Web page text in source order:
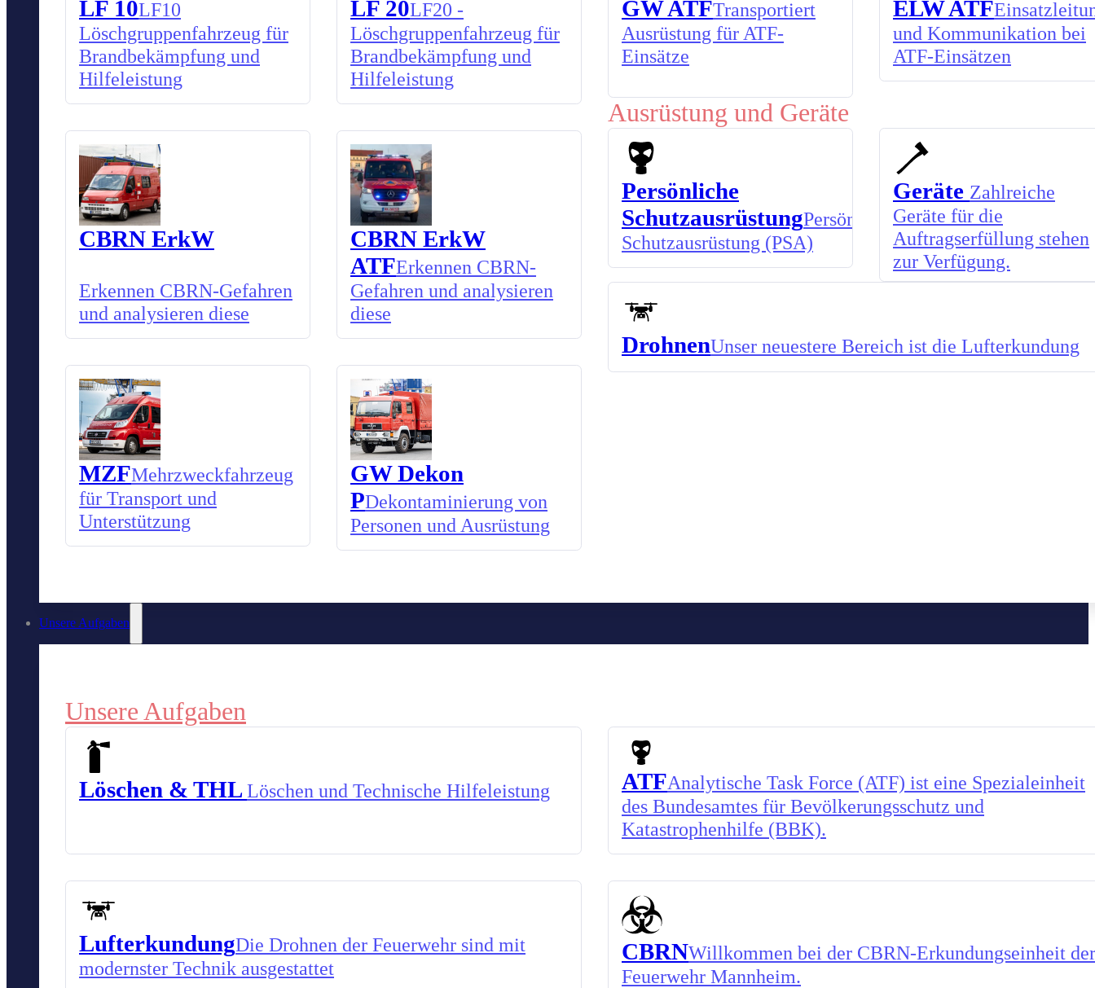
LF 10LF10
Löschgruppenfahrzeug für
Brandbekämpfung und
Hilfeleistung
LF 20LF20 -
Löschgruppenfahrzeug für
Brandbekämpfung und
Hilfeleistung
CBRN ErkW
Erkennen CBRN-Gefahren
und analysieren diese
CBRN ErkW
ATFErkennen CBRN-
Gefahren und analysieren
diese
MZFMehrzweckfahrzeug
für Transport und
Unterstützung
GW Dekon
PDekontaminierung von
Personen und Ausrüstung
GW ATFTransportiert
Ausrüstung für ATF-
Einsätze
ELW ATF
und Kommunikation bei
ATF-Einsätzen
Ausrüstung und Geräte
Persönliche
SchutzausrüstungPersönliche
Schutzausrüstung (PSA)
Geräte Zahlreiche
Geräte für die
Auftragserfüllung stehen
zur Verfügung.
DrohnenUnser neuestere Bereich ist die Lufterkundung
Unsere Aufgaben
Unsere Aufgaben
Löschen & THL Löschen und Technische Hilfeleistung ATFAnalytische Task Force (ATF) ist eine Spezialeinheit
des Bundesamtes für Bevölkerungsschutz und
Katastrophenhilfe (BBK).
LufterkundungDie Drohnen der Feuerwehr sind mit
modernster Technik ausgestattet
CBRNWillkommen bei der CBRN-Erkundungseinheit der
Feuerwehr Mannheim.